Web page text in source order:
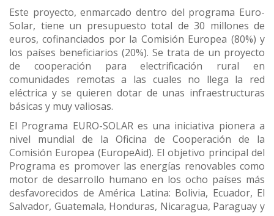
Este proyecto, enmarcado dentro del programa Euro-
Solar, tiene un presupuesto total de 30 millones de
euros, cofinanciados por la Comisión Europea (80%) y
los países beneficiarios (20%). Se trata de un proyecto
de cooperación para electrificación rural en
comunidades remotas a las cuales no llega la red
eléctrica y se quieren dotar de unas infraestructuras
básicas y muy valiosas.
El Programa EURO-SOLAR es una iniciativa pionera a
nivel mundial de la Oficina de Cooperación de la
Comisión Europea (EuropeAid). El objetivo principal del
Programa es promover las energías renovables como
motor de desarrollo humano en los ocho países más
desfavorecidos de América Latina: Bolivia, Ecuador, El
Salvador, Guatemala, Honduras, Nicaragua, Paraguay y